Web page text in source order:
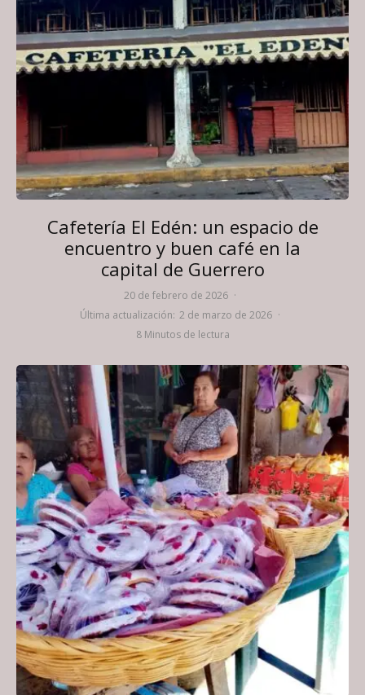
Cafetería El Edén: un espacio de
encuentro y buen café en la
capital de Guerrero
20 de febrero de 2026 ·
Última actualización: 2 de marzo de 2026 ·
8 Minutos de lectura